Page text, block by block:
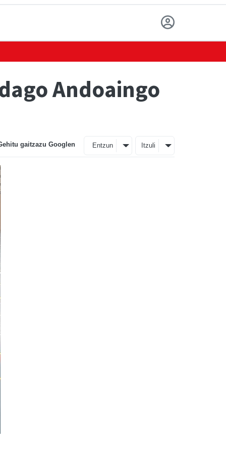
Andoaingo
gaitzazu Googlen Entzun Itzuli